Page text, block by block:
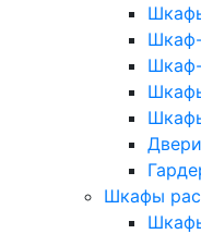
Шкаф-
Шкафы